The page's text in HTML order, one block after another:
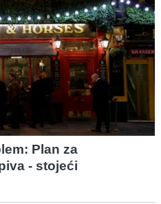
Plan za
- stojeći